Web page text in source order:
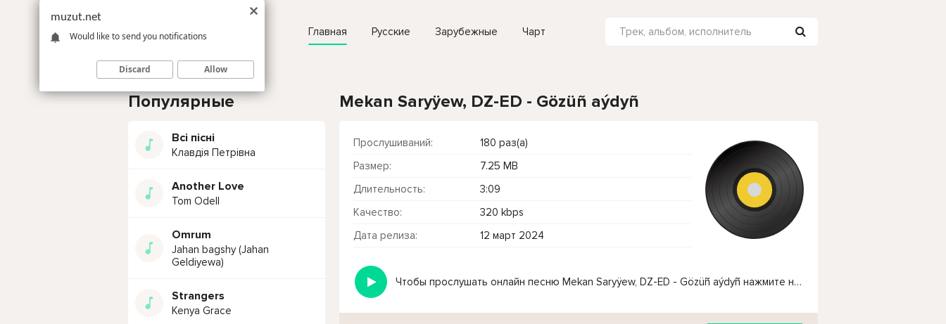
Главная Русские Зарубежные Чарт
Популярные
Всі пісні
Клавдія Петрівна
Another Love
Tom Odell
Omrum
Jahan bagshy (Jahan
Geldiyewa)
Strangers
Kenya Grace
Mekan Saryÿew, DZ-ED - Gözüñ aýdyñ
Прослушиваний:
180 раз(а)
Размер:
7.25 MB
Длительность:
3:09
Качество:
320 kbps
Дата релиза:
12 март 2024
Чтобы прослушать онлайн песню Mekan Saryÿew, DZ-ED - Gözüñ aýdyñ нажмите на кнопку плей с светом зелений
muzut.net
Would like to send you notifications
Discard Allow